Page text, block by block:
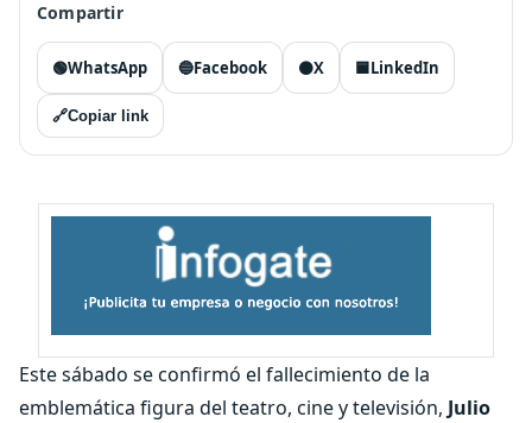
Compartir
🟢WhatsApp 🔵Facebook ⚫X 🟦LinkedIn
🔗Copiar link
Este sábado se confirmó el fallecimiento de la
emblemática figura del teatro, cine y televisión, Julio